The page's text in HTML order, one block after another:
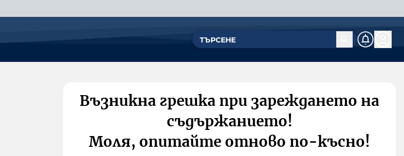
Възникна грешка при зареждането на
съдържанието!
Моля, опитайте отново по-късно!